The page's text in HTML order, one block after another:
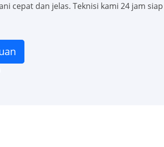
cepat dan jelas. Teknisi kami 24 jam siap